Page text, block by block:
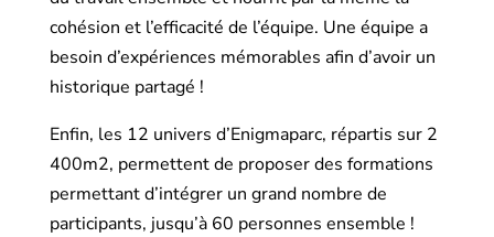
cohésion et l’efficacité de l’équipe. Une équipe a
besoin d’expériences mémorables afin d’avoir un
historique partagé !
Enfin, les 12 univers d’Enigmaparc, répartis sur 2
400m2, permettent de proposer des formations
permettant d’intégrer un grand nombre de
participants, jusqu’à 60 personnes ensemble !